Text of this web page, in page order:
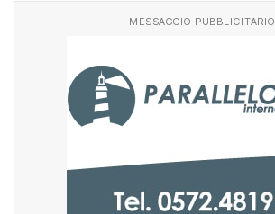
MESSAGGIO PUBBLICITARIO